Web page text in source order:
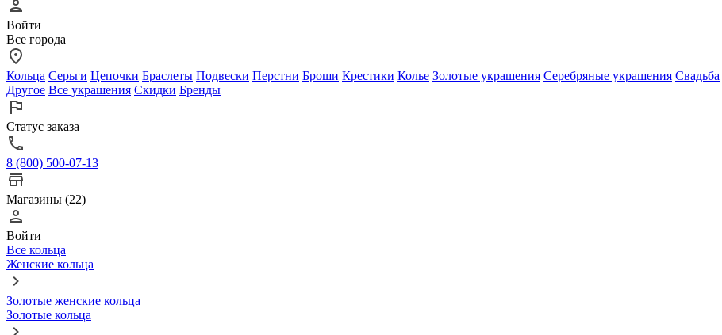
Войти
Все города
Кольца Серьги Цепочки Браслеты Подвески Перстни Броши Крестики Колье Золотые украшения Серебряные украшения Свадьба
Другое Все украшения Скидки Бренды
Статус заказа
8 (800) 500-07-13
Магазины (22)
Войти
Все кольца
Женские кольца
Золотые женские кольца
Золотые кольца